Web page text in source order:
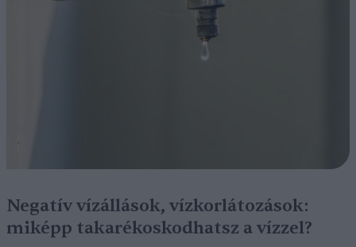
Negatív vízállások, vízkorlátozások:
miképp takarékoskodhatsz a vízzel?